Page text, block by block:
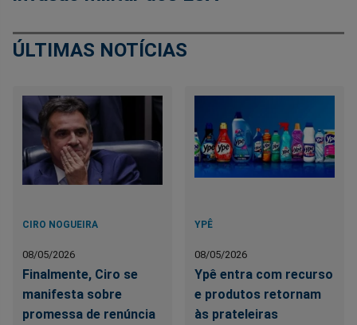
ÚLTIMAS NOTÍCIAS
CIRO NOGUEIRA
08/05/2026
Finalmente, Ciro se
manifesta sobre
promessa de renúncia
YPÊ
08/05/2026
Ypê entra com recurso
e produtos retornam
às prateleiras